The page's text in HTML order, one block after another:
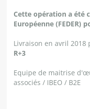
Cette opération a été
Européenne (FEDER)
Livraison en avril 2018
R+3
Equipe de maitrise
associés / IBEO / B2E